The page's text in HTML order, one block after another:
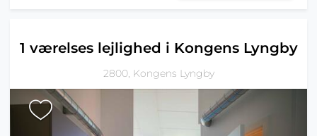
1 værelses lejlighed i Kongens Lyngby
2800, Kongens Lyngby